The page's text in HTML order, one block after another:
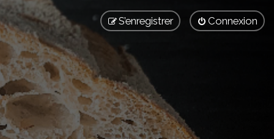
Connexion
S’enregistrer